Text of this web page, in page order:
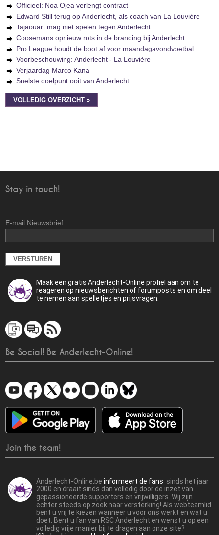
Officieel: Noa Ojea verlengt contract
Edward Still terug op Anderlecht, als coach van La Louvière
Tajaouart mag niet spelen tegen Anderlecht
Coosemans opnieuw rots in de branding bij Anderlecht
Pro League houdt de boot af voor maandagavondvoetbal
Voorbeschouwing: Anderlecht - La Louvière
Verjaardag Marco Kana
Snelste doelpunt ooit van Anderlecht
VOLLEDIG OVERZICHT »
Stay in touch!
E-mail Nieuwsbrief:
Maak een gratis Anderlecht-Online profiel aan om te
reageren op nieuwsberichten of forumposts en om deel
te nemen aan spelletjes en prijsvragen.
Be Social! Be Anderlecht-Online!
Join the team!
Anderlecht-Online.beinformeert de fans sinds het jaar
2000 en draait sinds dan volledig door de inzet van
gepassioneerde supporters en vrijwilligers. Wij zijn
echter steeds op zoek naar versterking! Als webteamlid
bent u vrij te kiezen wanneer u voor ons werkt en wat u
doet. Bent u fan van RSC Anderlecht en wenst u op een
volledig vrije manier bij te dragen aan onze site?